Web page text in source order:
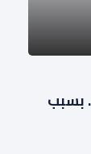
بسبب